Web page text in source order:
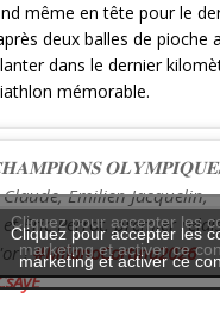
même en tête pour le
deux balles de pioche
dans le dernier
mémorable.
Emilien Jacquelin,
Eric Perrot, premier
!#MilanoCortina2026
Cliquez pour accepter les
marketing et activer ce
Cliquez pour accepter les
marketing et activer ce